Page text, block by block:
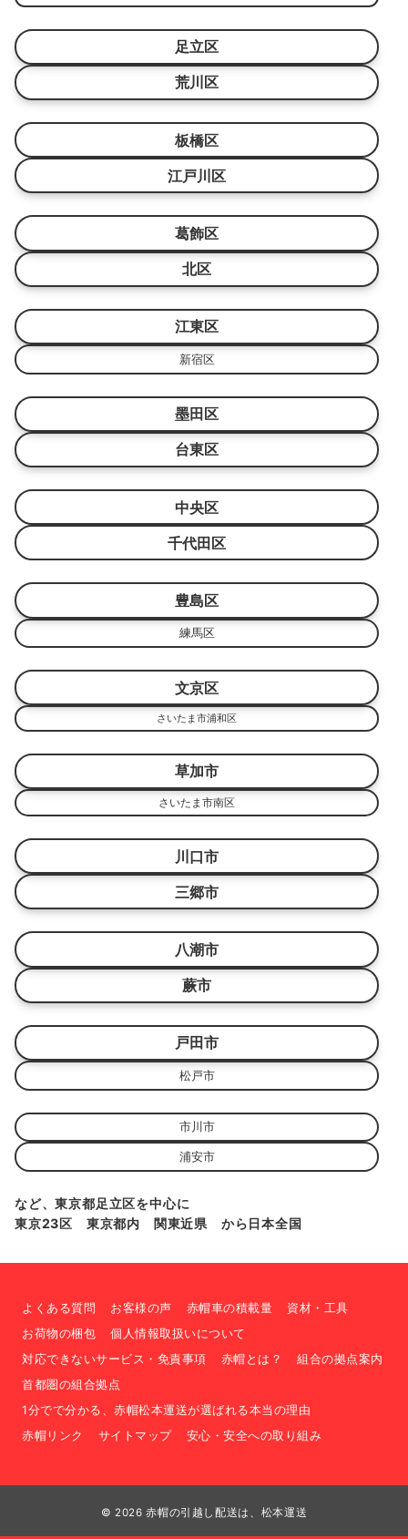
足立区
荒川区
板橋区
江戸川区
葛飾区
北区
江東区
新宿区
墨田区
台東区
中央区
千代田区
豊島区
練馬区
文京区
さいたま市浦和区
草加市
さいたま市南区
川口市
三郷市
八潮市
蕨市
戸田市
松戸市
市川市
浦安市
など、東京都足立区を中心に
東京23区 東京都内 関東近県 から日本全国
よくある質問 お客様の声 赤帽車の積載量
資材・工具
お荷物の梱包
個人情報取扱いについて
対応できないサービス・免責事項
赤帽とは？
組合の拠点案内
首都圏の組合拠点
1分でで分かる、赤帽松本運送が選ばれる本当の理由
赤帽リンク
サイトマップ 安心・安全への取り組み
© 2026赤帽の引越し配送は、松本運送